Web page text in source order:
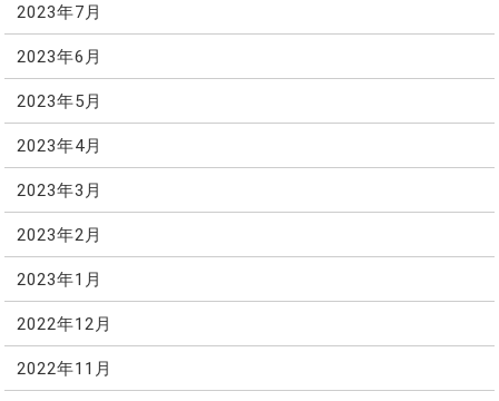
2023年7月
2023年6月
2023年5月
2023年4月
2023年3月
2023年2月
2023年1月
2022年12月
2022年11月